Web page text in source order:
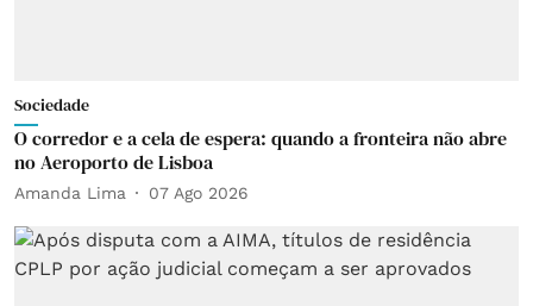
Sociedade
O corredor e a cela de espera: quando a fronteira não abre
no Aeroporto de Lisboa
Amanda Lima 07 Ago 2026